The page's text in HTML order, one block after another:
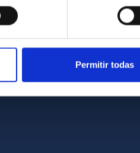
Permitir todas